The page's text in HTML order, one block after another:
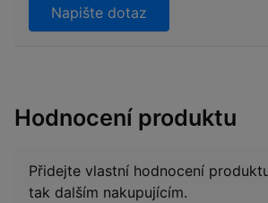
Napište dotaz
Hodnocení produktu
Přidejte vlastní hodnocení
tak dalším nakupujícím.